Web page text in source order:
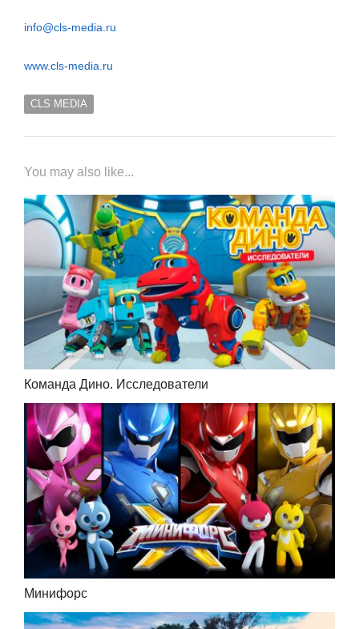
info@cls-media.ru
www.cls-media.ru
CLS MEDIA
You may also like...
Команда Дино. Исследователи
Минифорс